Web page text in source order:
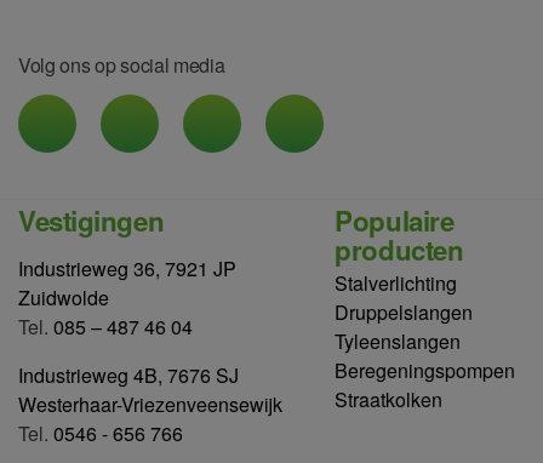
Volg ons op social media
Vestigingen
Industrieweg 36, 7921 JP
Zuidwolde
Tel. 085 – 487 46 04
Industrieweg 4B, 7676 SJ
Westerhaar-Vriezenveensewijk
Tel. 0546 - 656 766
Populaire
producten
Stalverlichting
Druppelslangen
Tyleenslangen
Beregeningspompen
Straatkolken